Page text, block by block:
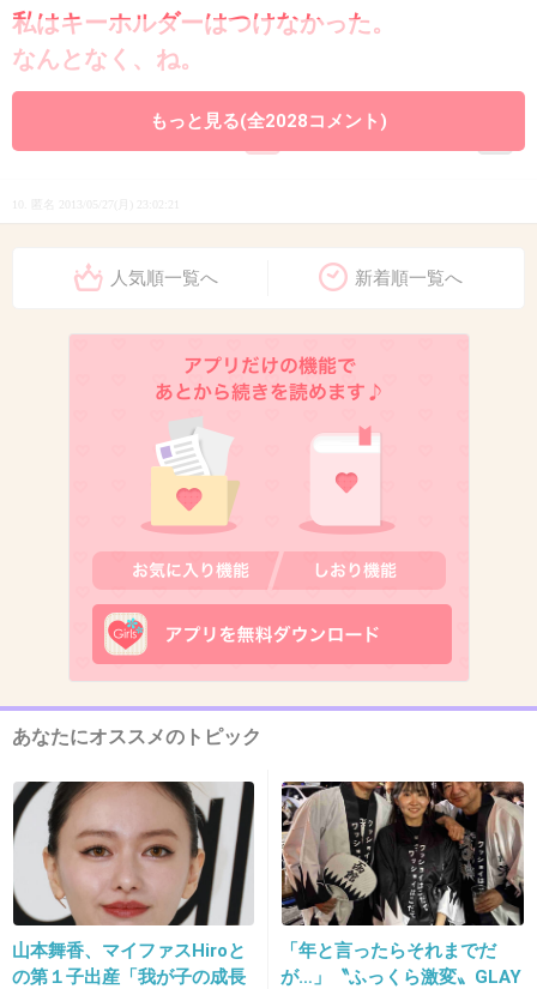
私はキーホルダーはつけなかった。
なんとなく、ね。
10. 匿名 2013/05/27(月) 23:02:21
たりするからカバンにつけてもらうとわかって
2013/05/27(月) 23:02:21
まあ、不快と思わないと言えば嘘になるけど、
あれは「席を譲って。」のおねだりマークじゃ
なく、あくまで赤ちゃんの安全を守るためなの
妊婦さんはあのキーホルダーを付けるべきだと
+1361 -58
12. 匿名 2013/05/27(月) 23:02:31
マタニティーマークとやらを見たことが無い…。
田舎だからかな。
もっと見る(全2028コメント)
人気順一覧へ 新着順一覧へ
あなたにオススメのトピック
山本舞香、マイファスHiroと
の第１子出産「我が子の成長
「年と言ったらそれまでだ
が…」〝ふっくら激変〟GLAY